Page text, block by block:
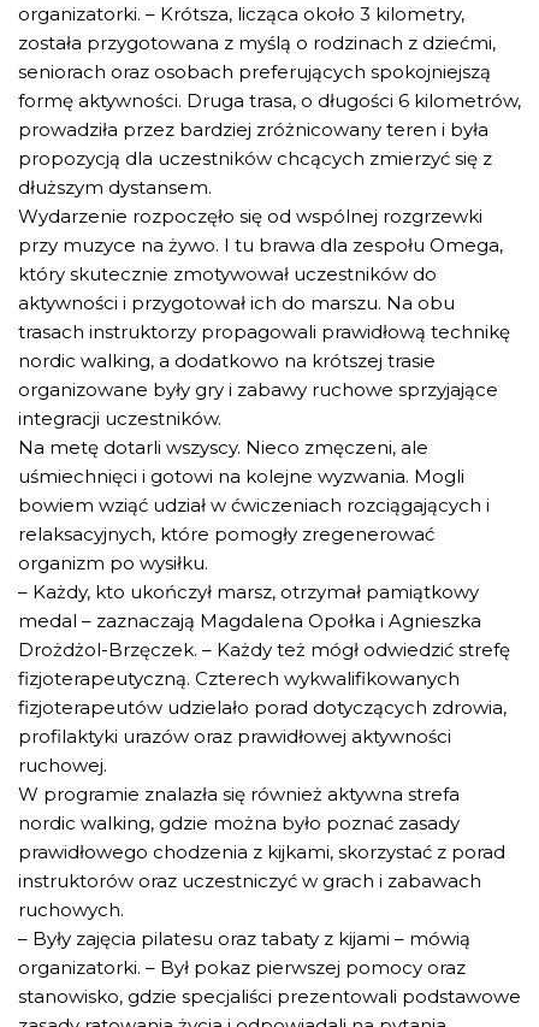
organizatorki. – Krótsza, licząca około 3 kilometry,
została przygotowana z myślą o rodzinach z dziećmi,
seniorach oraz osobach preferujących spokojniejszą
formę aktywności. Druga trasa, o długości 6 kilometrów,
prowadziła przez bardziej zróżnicowany teren i była
propozycją dla uczestników chcących zmierzyć się z
dłuższym dystansem.
Wydarzenie rozpoczęło się od wspólnej rozgrzewki
przy muzyce na żywo. I tu brawa dla zespołu Omega,
który skutecznie zmotywował uczestników do
aktywności i przygotował ich do marszu. Na obu
trasach instruktorzy propagowali prawidłową technikę
nordic walking, a dodatkowo na krótszej trasie
organizowane były gry i zabawy ruchowe sprzyjające
integracji uczestników.
Na metę dotarli wszyscy. Nieco zmęczeni, ale
uśmiechnięci i gotowi na kolejne wyzwania. Mogli
bowiem wziąć udział w ćwiczeniach rozciągających i
relaksacyjnych, które pomogły zregenerować
organizm po wysiłku.
– Każdy, kto ukończył marsz, otrzymał pamiątkowy
medal – zaznaczają Magdalena Opołka i Agnieszka
Drożdżol-Brzęczek. – Każdy też mógł odwiedzić strefę
fizjoterapeutyczną. Czterech wykwalifikowanych
fizjoterapeutów udzielało porad dotyczących zdrowia,
profilaktyki urazów oraz prawidłowej aktywności
ruchowej.
W programie znalazła się również aktywna strefa
nordic walking, gdzie można było poznać zasady
prawidłowego chodzenia z kijkami, skorzystać z porad
instruktorów oraz uczestniczyć w grach i zabawach
ruchowych.
– Były zajęcia pilatesu oraz tabaty z kijami – mówią
organizatorki. – Był pokaz pierwszej pomocy oraz
stanowisko, gdzie specjaliści prezentowali podstawowe